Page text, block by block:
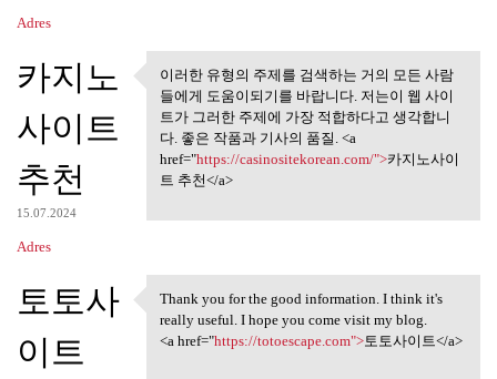
Adres
카지노
사이트
추천
15.07.2024
Adres
이러한 유형의 주제를 검색하는
거의 모든 사람들에게
이러한 유형의 주제를 검색하는 거의 모든 사람
들에게 도움이되기를 바랍니다. 저는이 웹 사이
트가 그러한 주제에 가장 적합하다고 생각합니
다. 좋은 작품과 기사의 품질. <a
href="https://casinositekorean.com/">카지노사이
트 추천</a>
토토사
이트
Thank you for the good
Thank you for the good information. I think it's
really useful. I hope you come visit my blog.
<a href="https://totoescape.com">토토사이트</a>